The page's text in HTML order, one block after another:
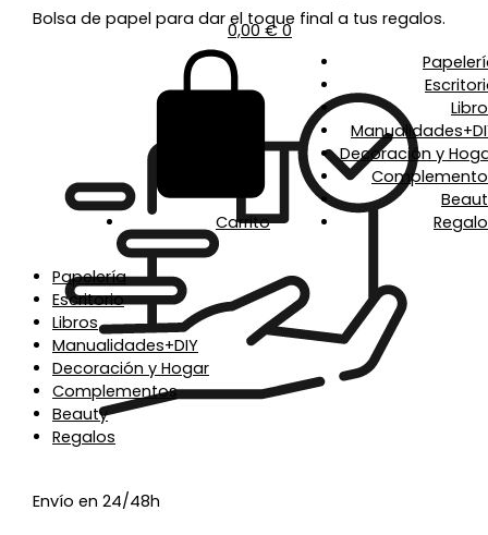
0,00€ 0
Carrito
Decoración y
Papelería
Escritorio
Libros
Manualidades+DIY
Decoración y Hogar
Complementos
Beauty
Regalos
Bolsa de papel para dar el toque final a tus regalos.
Envío en 24/48h